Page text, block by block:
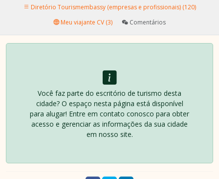
Diretório Tourismembassy (empresas e profissionais) (120)
Meu viajante CV (3)
Comentários
Você faz parte do escritório de turismo desta
cidade? O espaço nesta página está disponível
para alugar! Entre em contato conosco para obter
acesso e gerenciar as informações da sua cidade
em nosso site.